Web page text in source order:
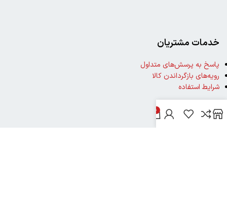
خدمات مشتریان
پاسخ به پرسش‌های متداول
رویه‌های بازگرداندن کالا
شرایط استفاده
0